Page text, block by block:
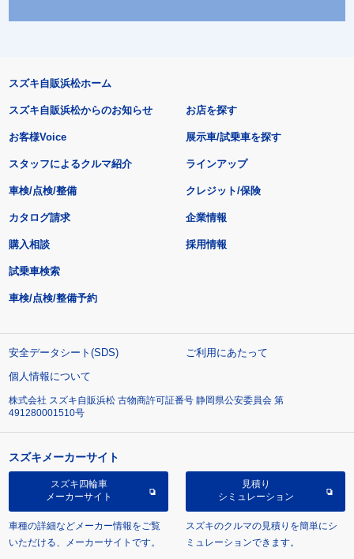
スズキ自販浜松ホーム
スズキ自販浜松からのお知らせ
お客様Voice
スタッフによるクルマ紹介
お店を探す
展示車/試乗車を探す
ラインアップ
車検/点検/整備 クレジット/保険
カタログ請求
購入相談
試乗車検索
車検/点検/整備予約
企業情報
採用情報
安全データシート(SDS)
ご利用にあたって
個人情報について
株式会社 スズキ自販浜松 古物商許可証番号 静岡県公安委員会 第
491280001510号
スズキメーカーサイト
スズキ四輪車
メーカーサイト
車種の詳細などメーカー情報をご覧
いただける、メーカーサイトです。
見積り
シミュレーション
スズキのクルマの見積りを簡単にシ
ミュレーションできます。